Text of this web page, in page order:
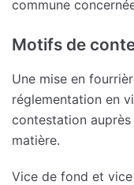
commune
Motifs de
Une mise en
réglementation en
contestation
matière.
Vice de fond et